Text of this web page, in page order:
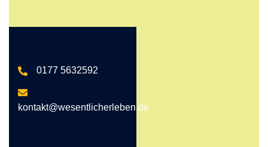
0177 5632592
kontakt@wesentlicherleben.de